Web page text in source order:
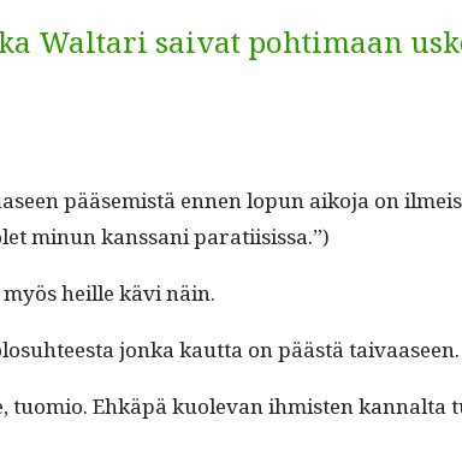
Waltari saivat pohtimaan
pääsemistä ennen lop­un aiko­ja on
min­un kanssani paratiisissa.”)
heille kävi näin.
jon­ka kaut­ta on päästä taivaaseen.
Ehkäpä kuol­e­van ihmis­ten